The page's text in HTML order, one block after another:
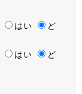
はい
ど
はい
ど